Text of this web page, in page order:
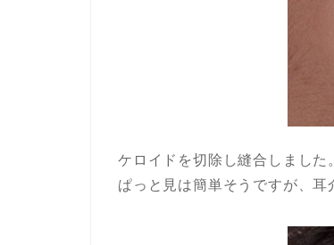
ケロイドを切除し縫合しました
ぱっと見は簡単そうですが、耳